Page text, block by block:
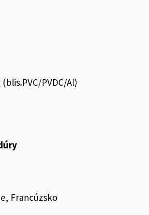
PVDC/Al)
Francúzsko